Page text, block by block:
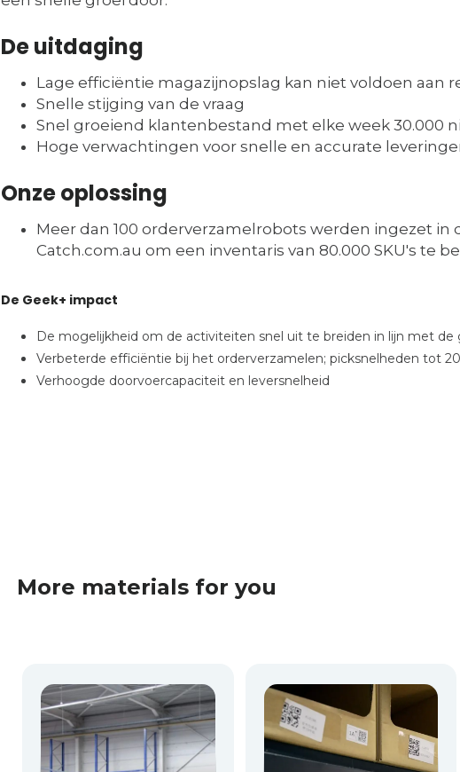
De uitdaging
Lage efficiëntie magazijnopslag kan niet voldoen aan
Snelle stijging van de vraag
Snel groeiend klantenbestand met elke week 30.000
Hoge verwachtingen voor snelle en accurate
Onze oplossing
Meer dan 100 orderverzamelrobots werden ingezet in
Catch.com.au om een inventaris van 80.000 SKU's te
De Geek+ impact
De mogelijkheid om de activiteiten snel uit te breiden in lijn met de
Verbeterde efficiëntie bij het orderverzamelen; picksnelheden tot
Verhoogde doorvoercapaciteit en leversnelheid
More materials for you